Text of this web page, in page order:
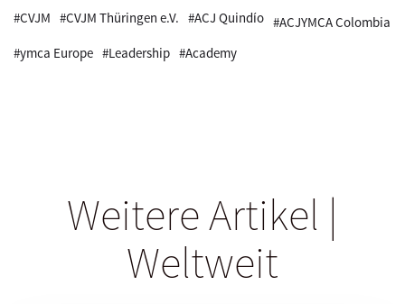
#CVJM #CVJM Thüringen e.V. #ACJ Quindío #ACJYMCA Colombia
#ymca Europe #Leadership #Academy
Weitere Artikel |
Weltweit